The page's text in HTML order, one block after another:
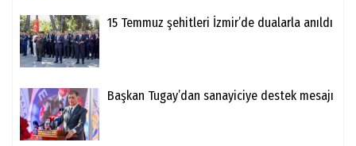
15 Temmuz şehitleri İzmir’de dualarla anıldı
Başkan Tugay’dan sanayiciye destek mesajı